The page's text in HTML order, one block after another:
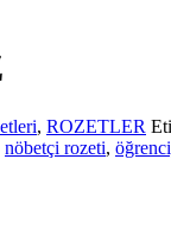
, ROZETLER
nöbetçi rozeti,